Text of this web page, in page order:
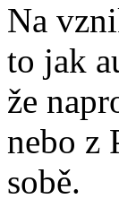
Na
to jak
že
nebo z
sobě.